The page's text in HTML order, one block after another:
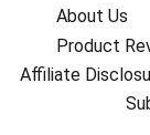
About Us
Product
Affiliate